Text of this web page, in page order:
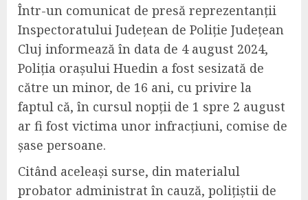
Într-un comunicat de presă reprezentanții
Inspectoratului Județean de Poliție Județean
Cluj informează în data de 4 august 2024,
Poliția orașului Huedin a fost sesizată de
către un minor, de 16 ani, cu privire la
faptul că, în cursul nopții de 1 spre 2 august
ar fi fost victima unor infracțiuni, comise de
șase persoane.
Citând aceleași surse, din materialul
probator administrat în cauză, polițiștii de